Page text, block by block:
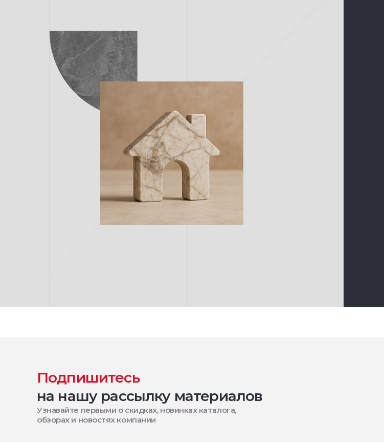
Подпишитесь
на нашу рассылку материалов
Узнавайте первыми о скидках, новинках каталога,
обзорах и новостях компании